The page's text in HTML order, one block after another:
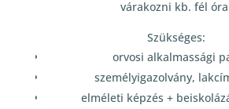
várakozni kb. fél
Szükséges:
orvosi alkalmassági
személyigazolvány,
elméleti képzés +